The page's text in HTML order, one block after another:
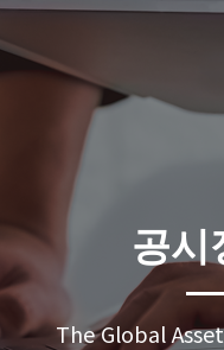
공시
The Global